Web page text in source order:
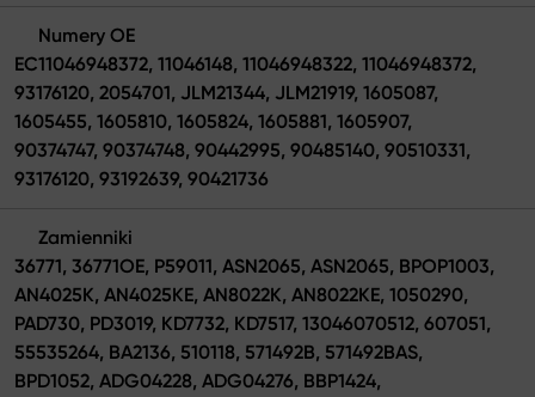
Numery OE
EC11046948372, 11046148, 11046948322, 11046948372,
93176120, 2054701, JLM21344, JLM21919, 1605087,
1605455, 1605810, 1605824, 1605881, 1605907,
90374747, 90374748, 90442995, 90485140, 90510331,
93176120, 93192639, 90421736
Zamienniki
36771, 36771OE, P59011, ASN2065, ASN2065, BPOP1003,
AN4025K, AN4025KE, AN8022K, AN8022KE, 1050290,
PAD730, PD3019, KD7732, KD7517, 13046070512, 607051,
55535264, BA2136, 510118, 571492B, 571492BAS,
BPD1052, ADG04228, ADG04276, BBP1424,